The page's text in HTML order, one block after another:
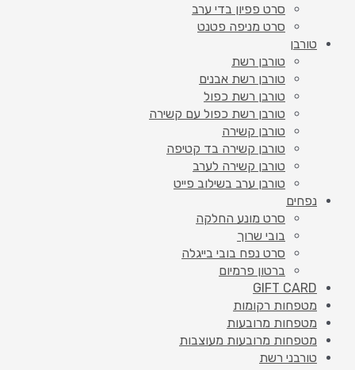
סרט פפיון בדי ערב
סרט מניפה פטנט
טורבן
טורבן רשת
טורבן רשת אבנים
טורבן רשת כפול
טורבן רשת כפול עם קשירה
טורבן קשירה
טורבן קשירה בד קטיפה
טורבן קשירה לערב
טורבן ערב בשילוב פייט
נפחים
סרט מונע החלקה
בובי שרוך
סרט נפח בובי בייגלה
ברטון פרמיום
GIFT CARD
מטפחות רקומות
מטפחות מרובעות
מטפחות מרובעות מעוצבות
טורבני רשת